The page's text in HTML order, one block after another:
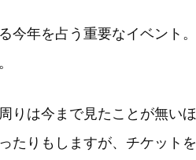
今年を占う重要なイベント
りは今まで見たことが無い
りもしますが、チケット